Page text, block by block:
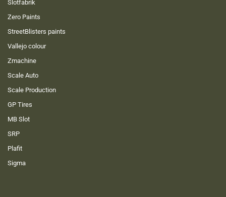
Slotfabrik
Zero Paints
StreetBlisters paints
Vallejo colour
Zmachine
Scale Auto
Scale Production
GP Tires
MB Slot
SRP
Plafit
Sigma